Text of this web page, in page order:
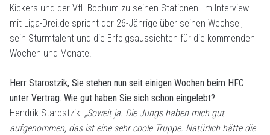
Kickers und der VfL Bochum zu seinen Stationen. Im Interview
mit Liga-Drei.de spricht der 26-Jährige über seinen Wechsel,
sein Sturmtalent und die Erfolgsaussichten für die kommenden
Wochen und Monate.
Herr Starostzik, Sie stehen nun seit einigen Wochen beim HFC
unter Vertrag. Wie gut haben Sie sich schon eingelebt?
Hendrik Starostzik: „Soweit ja. Die Jungs haben mich gut
aufgenommen, das ist eine sehr coole Truppe. Natürlich hätte die